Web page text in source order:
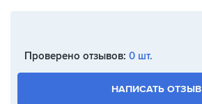
Проверено отзывов: 0 шт.
НАПИСАТЬ ОТЗЫВ